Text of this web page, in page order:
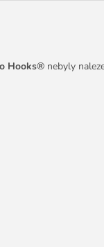
Hooks® nebyly